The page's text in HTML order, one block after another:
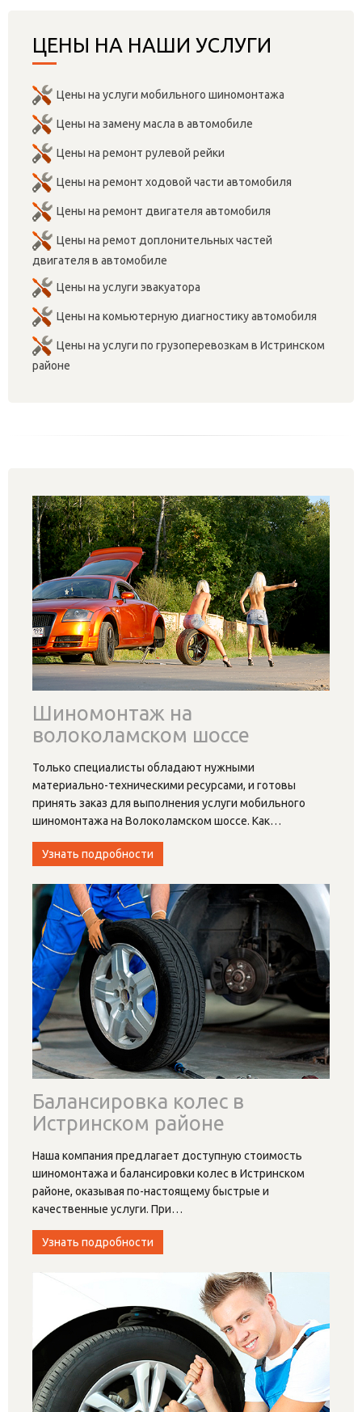
ЦЕНЫ НА НАШИ УСЛУГИ
Цены на услуги мобильного шиномонтажа
Цены на замену масла в автомобиле
Цены на ремонт рулевой рейки
Цены на ремонт ходовой части автомобиля
Цены на ремонт двигателя автомобиля
Цены на ремот доплонительных частей
двигателя в автомобиле
Цены на услуги эвакуатора
Цены на комьютерную диагностику автомобиля
Цены на услуги по грузоперевозкам в Истринском
районе
Шиномонтаж на
волоколамском шоссе
Только специалисты обладают нужными
материально-техническими ресурсами, и готовы
принять заказ для выполнения услуги мобильного
шиномонтажа на Волоколамском шоссе. Как…
Узнать подробности
Балансировка колес в
Истринском районе
Наша компания предлагает доступную стоимость
шиномонтажа и балансировки колес в Истринском
районе, оказывая по-настоящему быстрые и
качественные услуги. При…
Узнать подробности